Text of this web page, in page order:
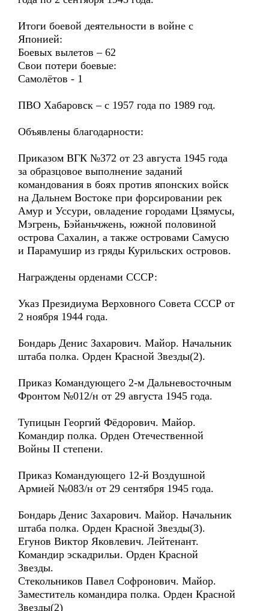
Итоги боевой деятельности в войне с
Японией:
Боевых вылетов – 62
Свои потери боевые:
Самолётов - 1
ПВО Хабаровск – с 1957 года по 1989 год.
Объявлены благодарности:
Приказом ВГК №372 от 23 августа 1945 года
за образцовое выполнение заданий
командования в боях против японских войск
на Дальнем Востоке при форсировании рек
Амур и Уссури, овладение городами Цзямусы,
Мэгрень, Бэйаньчжень, южной половиной
острова Сахалин, а также островами Самусю
и Парамушир из гряды Курильских островов.
Награждены орденами СССР:
Указ Президиума Верховного Совета СССР от
2 ноября 1944 года.
Бондарь Денис Захарович. Майор. Начальник
штаба полка. Орден Красной Звезды(2).
Приказ Командующего 2-м Дальневосточным
Фронтом №012/н от 29 августа 1945 года.
Тупицын Георгий Фёдорович. Майор.
Командир полка. Орден Отечественной
Войны II степени.
Приказ Командующего 12-й Воздушной
Армией №083/н от 29 сентября 1945 года.
Бондарь Денис Захарович. Майор. Начальник
штаба полка. Орден Красной Звезды(3).
Егунов Виктор Яковлевич. Лейтенант.
Командир эскадрильи. Орден Красной
Звезды.
Стекольников Павел Софронович. Майор.
Заместитель командира полка. Орден Красной
Звезды(2)